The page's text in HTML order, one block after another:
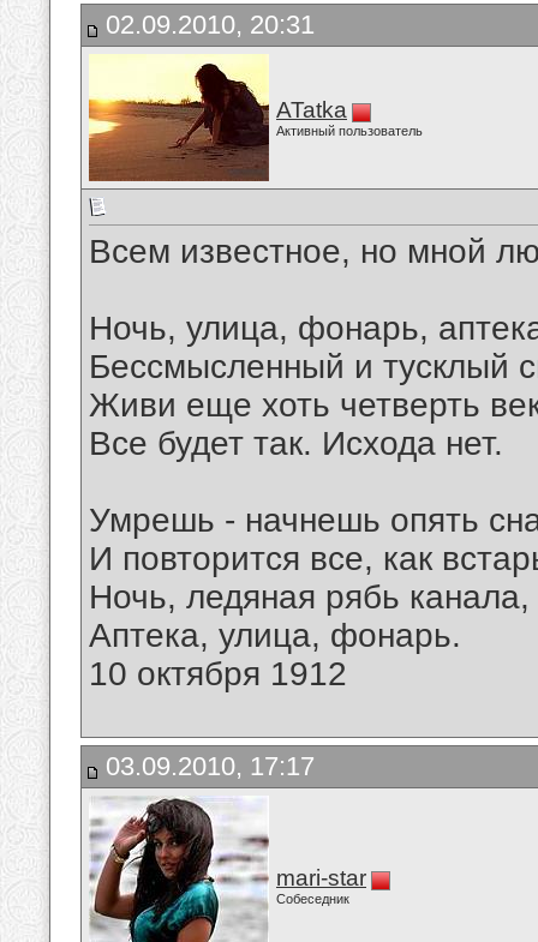
02.09.2010, 20:31
ATatka
Активный пользователь
Всем известное, но мной
Ночь, улица, фонарь,
Бессмысленный и тусклый
Живи еще хоть четверть
Все будет так. Исхода нет.
Умрешь - начнешь опять
И повторится все, как
Ночь, ледяная рябь канала,
Аптека, улица, фонарь.
10 октября 1912
03.09.2010, 17:17
mari-star
Собеседник